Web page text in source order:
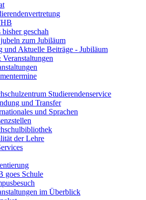
bisher geschah
zum Jubiläum
und Aktuelle Beiträge - Jubiläum
Studierendenservice
und Transfer
und Sprachen
der Lehre
goes Schule
im Überblick